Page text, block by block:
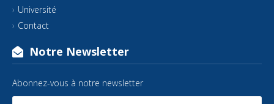
Université
Contact
Notre Newsletter
Abonnez-vous à notre newsletter